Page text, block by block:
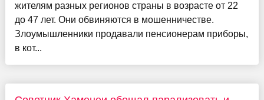
жителям разных регионов страны в возрасте от 22
до 47 лет. Они обвиняются в мошенничестве.
Злоумышленники продавали пенсионерам приборы,
в кот...